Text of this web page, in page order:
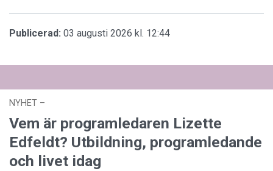
Publicerad: 03 augusti 2026 kl. 12:44
NYHET –
Vem är programledaren Lizette
Edfeldt? Utbildning, programledande
och livet idag